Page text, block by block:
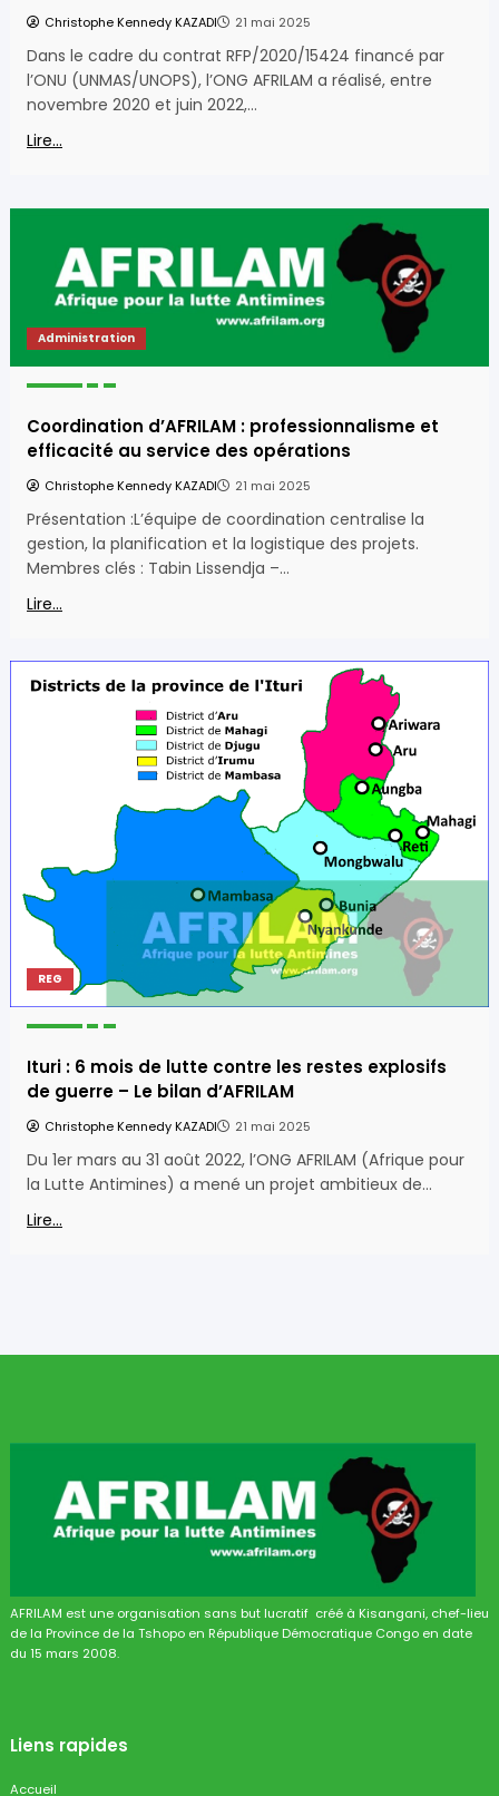
Christophe Kennedy KAZADI 21 mai 2025
Dans le cadre du contrat RFP/2020/15424 financé par
l’ONU (UNMAS/UNOPS), l’ONG AFRILAM a réalisé, entre
novembre 2020 et juin 2022,…
Lire...
Administration
Coordination d’AFRILAM : professionnalisme et
efficacité au service des opérations
Christophe Kennedy KAZADI 21 mai 2025
Présentation :L’équipe de coordination centralise la
gestion, la planification et la logistique des projets.
Membres clés : Tabin Lissendja –…
Lire...
REG
Ituri : 6 mois de lutte contre les restes explosifs
de guerre – Le bilan d’AFRILAM
Christophe Kennedy KAZADI 21 mai 2025
Du 1er mars au 31 août 2022, l’ONG AFRILAM (Afrique pour
la Lutte Antimines) a mené un projet ambitieux de…
Lire...
AFRILAM est une organisation sans but lucratif créé à Kisangani, chef-lieu
de la Province de la Tshopo en République Démocratique Congo en date
du 15 mars 2008.
Liens rapides
Accueil